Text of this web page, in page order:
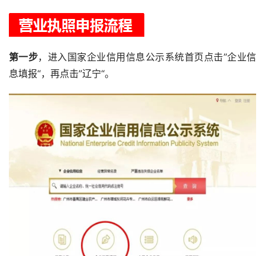
第一步，进入国家企业信用信息公示系统首页点击”企业信
息填报“，再点击”辽宁“。